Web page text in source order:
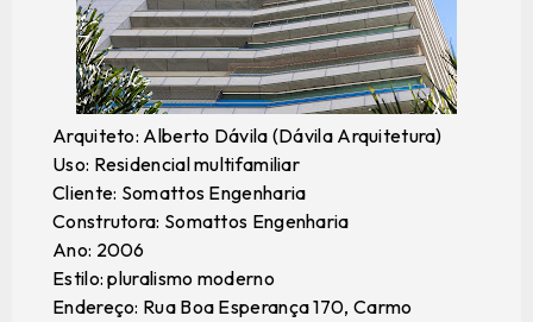
Arquiteto: Alberto Dávila (Dávila Arquitetura)
Uso: Residencial multifamiliar
Cliente: Somattos Engenharia
Construtora: Somattos Engenharia
Ano: 2006
Estilo: pluralismo moderno
Endereço: Rua Boa Esperança 170, Carmo